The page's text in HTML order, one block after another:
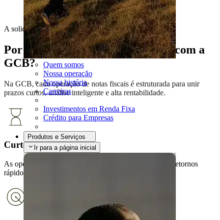
Quem somos
Nossa operação
Nossa história
Carreiras
Investimentos em Renda Fixa
Crédito para Empresas
Produtos e Serviços
Ir para a página inicial
A solidez que nos permite ousar
Por que investir em Notas Fiscais com a
GCB?
Na GCB, cada operação de notas fiscais é estruturada para unir
prazos curtos, análise inteligente e alta rentabilidade.
Curto prazo
As operações têm prazo médio de 35 dias, oferecendo retornos
rápidos para sua carteira.